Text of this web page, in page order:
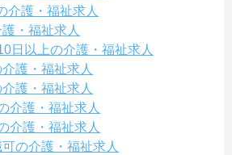
介護・福祉求人
・福祉求人
日以上の介護・福祉求人
護・福祉求人
護・福祉求人
介護・福祉求人
介護・福祉求人
の介護・福祉求人